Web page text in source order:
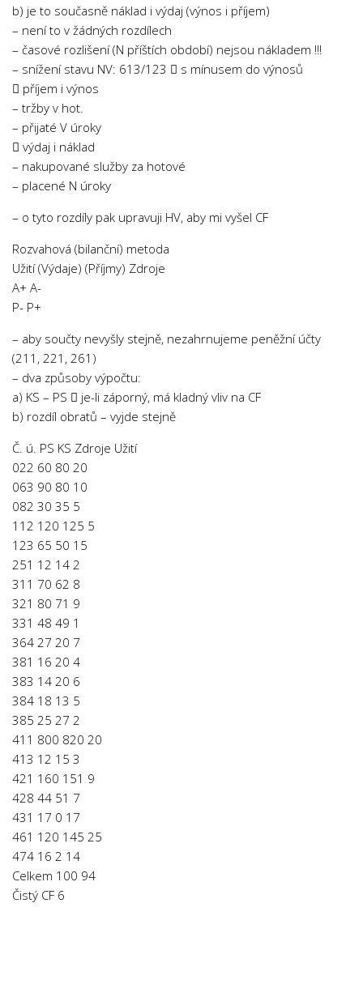
b) je to současně náklad i výdaj (výnos i příjem)
– není to v žádných rozdílech
– časové rozlišení (N příštích období) nejsou nákladem !!!
– snížení stavu NV: 613/123  s mínusem do výnosů
 příjem i výnos
– tržby v hot.
– přijaté V úroky
 výdaj i náklad
– nakupované služby za hotové
– placené N úroky
– o tyto rozdíly pak upravuji HV, aby mi vyšel CF
Rozvahová (bilanční) metoda
Užití (Výdaje) (Příjmy) Zdroje
A+ A-
P- P+
– aby součty nevyšly stejně, nezahrnujeme peněžní účty
(211, 221, 261)
– dva způsoby výpočtu:
a) KS – PS  je-li záporný, má kladný vliv na CF
b) rozdíl obratů – vyjde stejně
Č. ú. PS KS Zdroje Užití
022 60 80 20
063 90 80 10
082 30 35 5
112 120 125 5
123 65 50 15
251 12 14 2
311 70 62 8
321 80 71 9
331 48 49 1
364 27 20 7
381 16 20 4
383 14 20 6
384 18 13 5
385 25 27 2
411 800 820 20
413 12 15 3
421 160 151 9
428 44 51 7
431 17 0 17
461 120 145 25
474 16 2 14
Celkem 100 94
Čistý CF 6